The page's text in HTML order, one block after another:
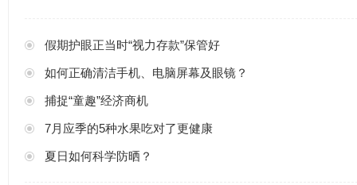
假期护眼正当时“视力存款”保管好
如何正确清洁手机、电脑屏幕及眼镜？
捕捉“童趣”经济商机
7月应季的5种水果吃对了更健康
夏日如何科学防晒？